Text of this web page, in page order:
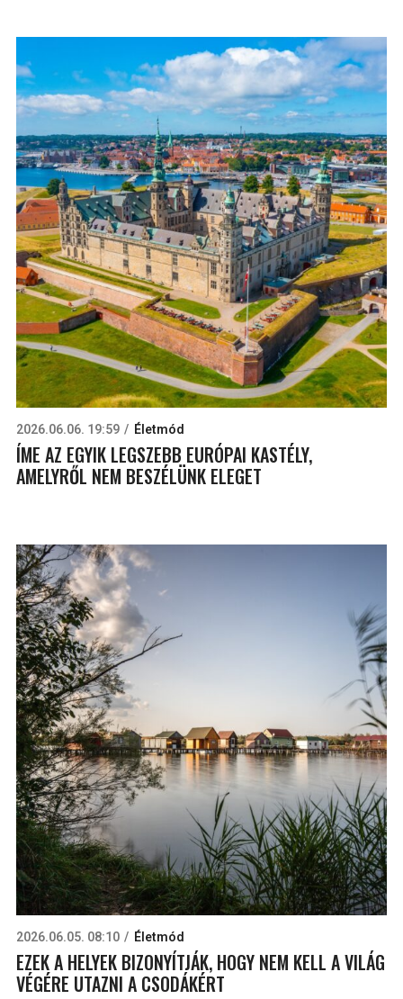
2026.06.06. 19:59 Életmód
ÍME AZ EGYIK LEGSZEBB EURÓPAI KASTÉLY,
AMELYRŐL NEM BESZÉLÜNK ELEGET
2026.06.05. 08:10 Életmód
EZEK A HELYEK BIZONYÍTJÁK, HOGY NEM KELL A VILÁG
VÉGÉRE UTAZNI A CSODÁKÉRT